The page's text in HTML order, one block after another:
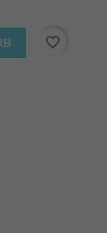
favorite_border